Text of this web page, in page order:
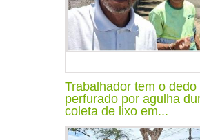
Trabalhador tem o dedo
perfurado por agulha
coleta de lixo em...